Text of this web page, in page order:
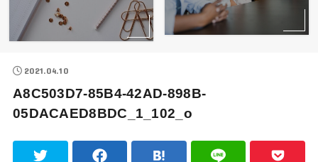
2021.04.10
A8C503D7-85B4-42AD-898B-
05DACAED8BDC_1_102_o